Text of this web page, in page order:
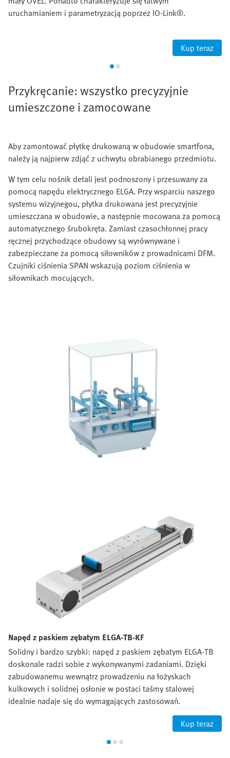
uruchamianiem i parametryzacją poprzez IO-Link®.
Kup teraz
Przykręcanie: wszystko precyzyjnie
umieszczone i zamocowane
Aby zamontować płytkę drukowaną w obudowie smartfona,
należy ją najpierw zdjąć z uchwytu obrabianego przedmiotu.
W tym celu nośnik detali jest podnoszony i przesuwany za
pomocą napędu elektrycznego ELGA. Przy wsparciu naszego
systemu wizyjnegou, płytka drukowana jest precyzyjnie
umieszczana w obudowie, a następnie mocowana za pomocą
automatycznego śrubokręta. Zamiast czasochłonnej pracy
ręcznej przychodzące obudowy są wyrównywane i
zabezpieczane za pomocą siłowników z prowadnicami DFM.
Czujniki ciśnienia SPAN wskazują poziom ciśnienia w
siłownikach mocujących.
Napęd z paskiem zębatym ELGA-TB-KF
Solidny i bardzo szybki: napęd z paskiem zębatym ELGA-TB
doskonale radzi sobie z wykonywanymi zadaniami. Dzięki
zabudowanemu wewnątrz prowadzeniu na łożyskach
kulkowych i solidnej osłonie w postaci taśmy stalowej
idealnie nadaje się do wymagających zastosowań.
Kup teraz